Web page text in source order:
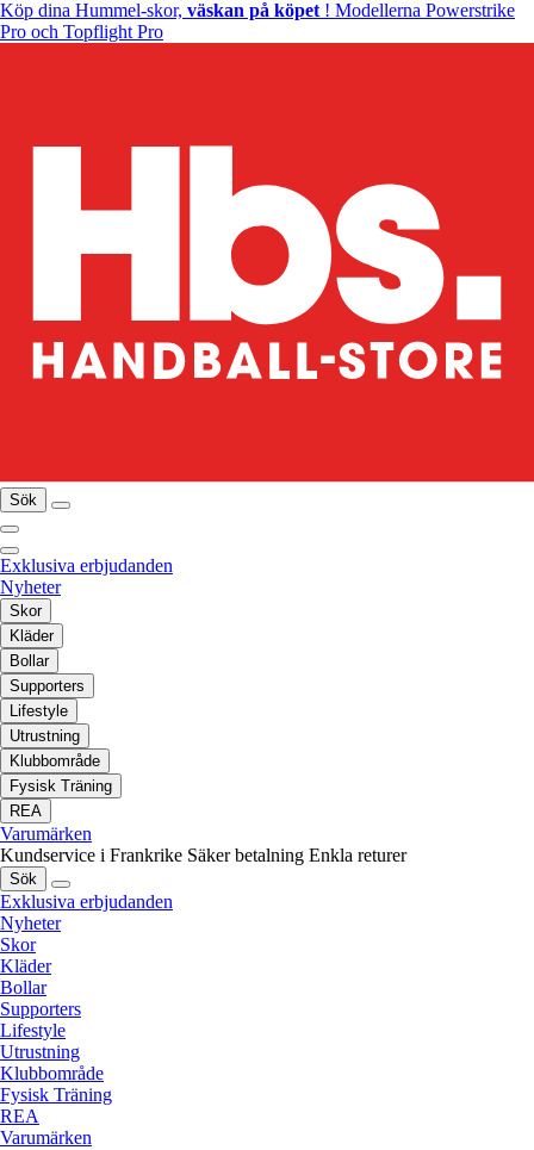
Köp dina Hummel-skor, väskan på köpet ! Modellerna Powerstrike
Pro och Topflight Pro
Sök
Exklusiva erbjudanden
Nyheter
Skor
Kläder
Bollar
Supporters
Lifestyle
Utrustning
Klubbområde
Fysisk Träning
REA
Varumärken
Kundservice i Frankrike Säker betalning Enkla returer
Sök
Exklusiva erbjudanden
Nyheter
Skor
Kläder
Bollar
Supporters
Lifestyle
Utrustning
Klubbområde
Fysisk Träning
REA
Varumärken